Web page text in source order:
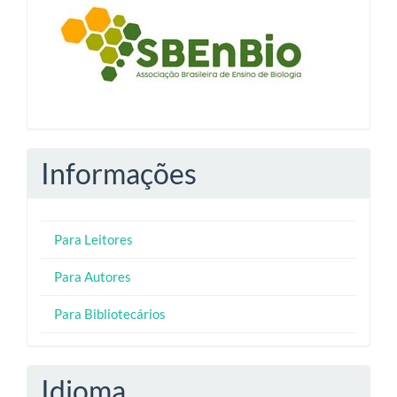
Informações
Para Leitores
Para Autores
Para Bibliotecários